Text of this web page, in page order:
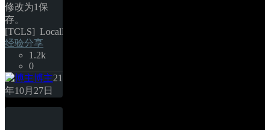
修改为1保
存。
[TCLS] LocalR=86 LastLoginMethod=1&…
经验分享
1.2k
0
博主21
年10月27日